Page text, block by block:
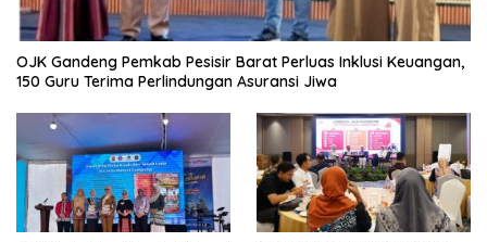
OJK Gandeng Pemkab Pesisir Barat Perluas Inklusi Keuangan,
150 Guru Terima Perlindungan Asuransi Jiwa